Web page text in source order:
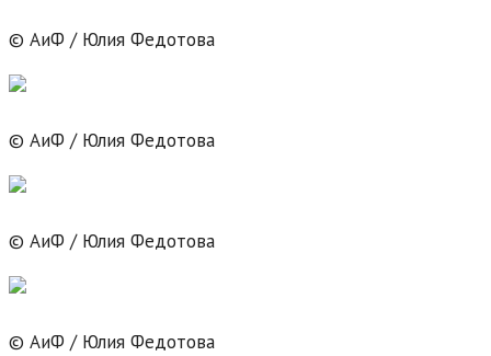
© АиФ / Юлия Федотова
© АиФ / Юлия Федотова
© АиФ / Юлия Федотова
© АиФ / Юлия Федотова